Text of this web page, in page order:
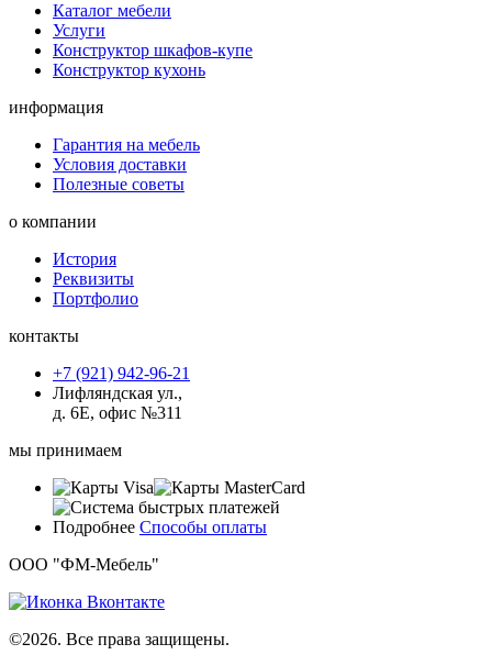
Каталог мебели
Услуги
Конструктор шкафов-купе
Конструктор кухонь
информация
Гарантия на мебель
Условия доставки
Полезные советы
о компании
История
Реквизиты
Портфолио
контакты
+7 (921) 942-96-21
Лифляндская ул.,
д. 6Е, офис №311
мы принимаем
Подробнее Способы оплаты
ООО "ФМ-Мебель"
©2026. Все права защищены.